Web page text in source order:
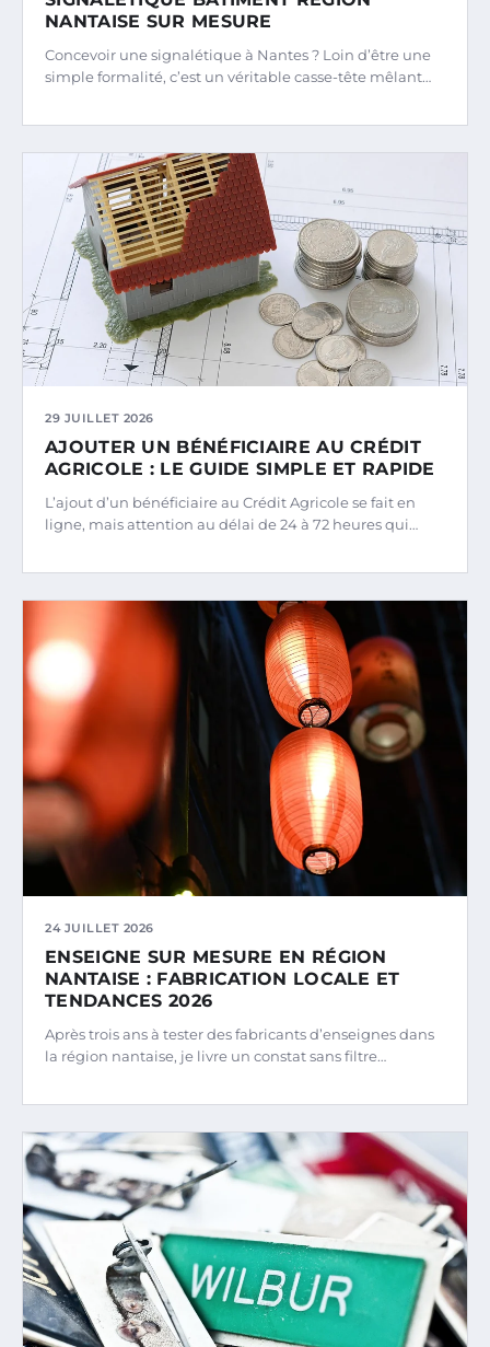
NANTAISE SUR MESURE
Concevoir une signalétique à Nantes ? Loin d’être une
simple formalité, c’est un véritable casse-tête mêlant…
29 JUILLET 2026
AJOUTER UN BÉNÉFICIAIRE AU CRÉDIT
AGRICOLE : LE GUIDE SIMPLE ET RAPIDE
L’ajout d’un bénéficiaire au Crédit Agricole se fait en
ligne, mais attention au délai de 24 à 72 heures qui…
24 JUILLET 2026
ENSEIGNE SUR MESURE EN RÉGION
NANTAISE : FABRICATION LOCALE ET
TENDANCES 2026
Après trois ans à tester des fabricants d’enseignes dans
la région nantaise, je livre un constat sans filtre…